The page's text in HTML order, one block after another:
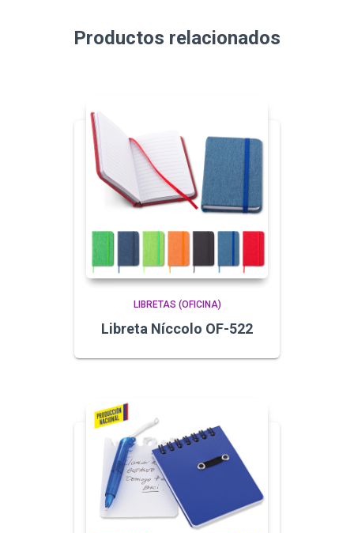
Productos relacionados
LIBRETAS (OFICINA)
Libreta Níccolo OF-522